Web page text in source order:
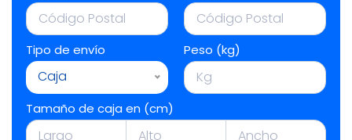
Tipo de envío
Caja
Peso (kg)
Tamaño de caja en (cm)